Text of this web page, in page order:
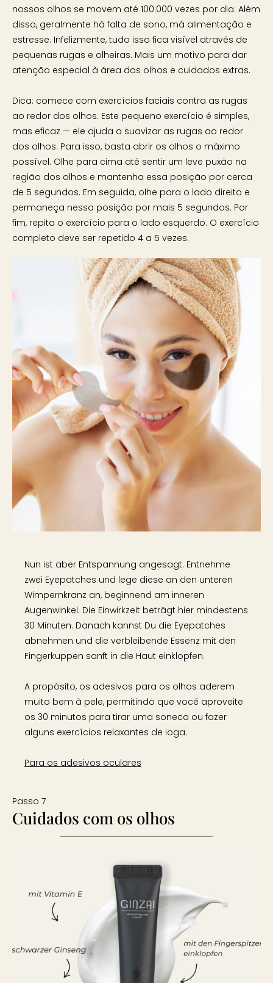
nossos olhos se movem até 100.000 vezes por dia. Além
disso, geralmente há falta de sono, má alimentação e
estresse. Infelizmente, tudo isso fica visível através de
pequenas rugas e olheiras. Mais um motivo para dar
atenção especial à área dos olhos e cuidados extras.
Dica: comece com exercícios faciais contra as rugas
ao redor dos olhos. Este pequeno exercício é simples,
mas eficaz — ele ajuda a suavizar as rugas ao redor
dos olhos. Para isso, basta abrir os olhos o máximo
possível. Olhe para cima até sentir um leve puxão na
região dos olhos e mantenha essa posição por cerca
de 5 segundos. Em seguida, olhe para o lado direito e
permaneça nessa posição por mais 5 segundos. Por
fim, repita o exercício para o lado esquerdo. O exercício
completo deve ser repetido 4 a 5 vezes.
Nun ist aber Entspannung angesagt. Entnehme
zwei Eyepatches und lege diese an den unteren
Wimpernkranz an, beginnend am inneren
Augenwinkel. Die Einwirkzeit beträgt hier mindestens
30 Minuten. Danach kannst Du die Eyepatches
abnehmen und die verbleibende Essenz mit den
Fingerkuppen sanft in die Haut einklopfen.
A propósito, os adesivos para os olhos aderem
muito bem à pele, permitindo que você aproveite
os 30 minutos para tirar uma soneca ou fazer
alguns exercícios relaxantes de ioga.
Para os adesivos oculares
Passo 7
Cuidados com os olhos